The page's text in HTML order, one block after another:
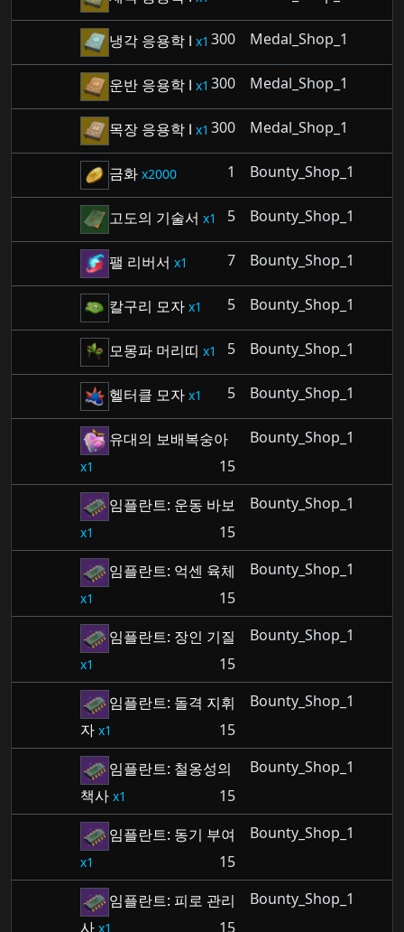
냉각 응용학 Ⅰ 1 300 Medal_Shop_1
운반 응용학 Ⅰ 1 300 Medal_Shop_1
목장 응용학 Ⅰ 1 300 Medal_Shop_1
금화 2000 1 Bounty_Shop_1
고도의 기술서 1 5 Bounty_Shop_1
팰 리버서 1 7 Bounty_Shop_1
칼구리 모자 1 5 Bounty_Shop_1
모몽파 머리띠 1 5 Bounty_Shop_1
헬터클 모자 1 5 Bounty_Shop_1
유대의 보배복숭아
1 15
Bounty_Shop_1
임플란트: 운동 바보
1 15
Bounty_Shop_1
임플란트: 억센 육체
1 15
Bounty_Shop_1
임플란트: 장인 기질
1 15
Bounty_Shop_1
임플란트: 돌격 지휘
자
1 15
Bounty_Shop_1
임플란트: 철옹성의
책사
1 15
Bounty_Shop_1
임플란트: 동기 부여
1 15
Bounty_Shop_1
임플란트: 피로 관리
사
1 15
Bounty_Shop_1